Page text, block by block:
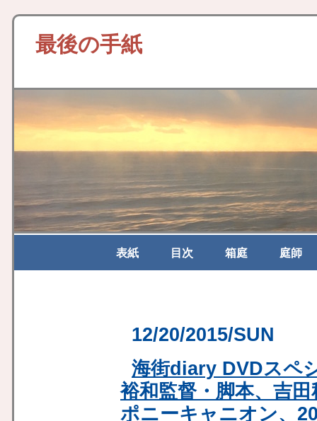
最後の手紙
表紙 目次 箱庭 庭師
12/20/2015/SUN
海街diary DVDスペ
裕和監督・脚本、吉
ポニーキャニオン、